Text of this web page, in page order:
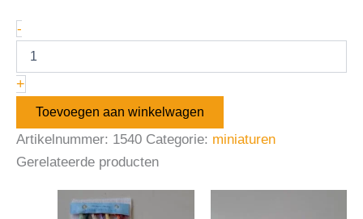
-
+
Toevoegen aan winkelwagen
Artikelnummer: 1540 Categorie: miniaturen
Gerelateerde producten